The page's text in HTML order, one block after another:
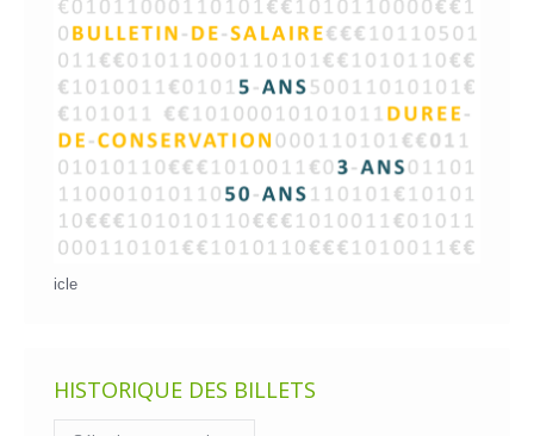
icle
HISTORIQUE DES BILLETS